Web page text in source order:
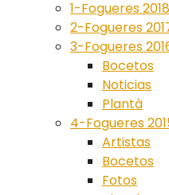
1-Fogueres 2018
2-Fogueres
3-Fogueres
Bocetos
Noticias
Plantà
4-Fogueres
Artistas
Bocetos
Fotos